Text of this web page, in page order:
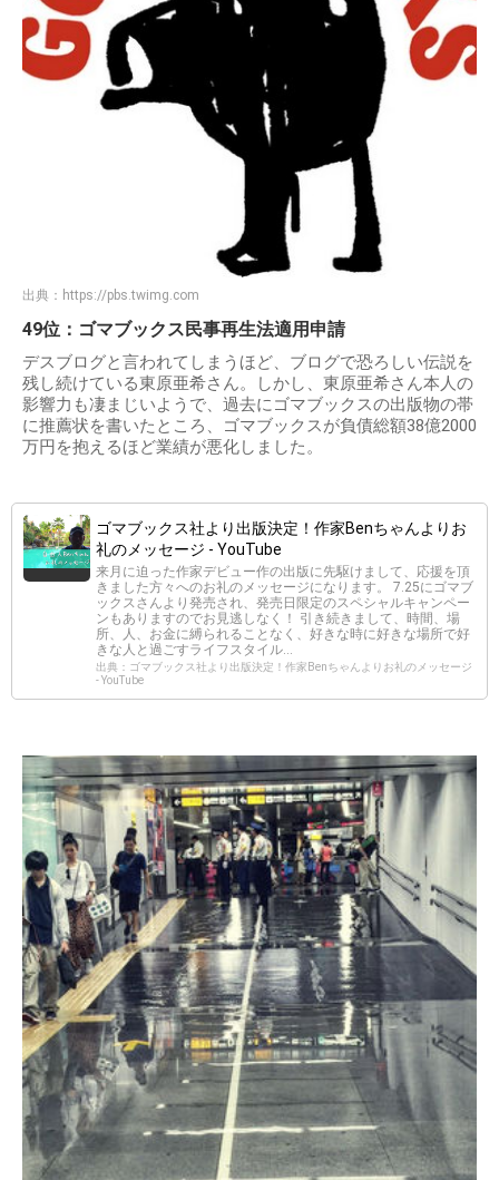
出典： https://pbs.twimg.com
49位：ゴマブックス民事再生法適用申請
デスブログと言われてしまうほど、ブログで恐ろしい伝説を
残し続けている東原亜希さん。しかし、東原亜希さん本人の
影響力も凄まじいようで、過去にゴマブックスの出版物の帯
に推薦状を書いたところ、ゴマブックスが負債総額38億2000
万円を抱えるほど業績が悪化しました。
ゴマブックス社より出版決定！作家Benちゃんよりお
礼のメッセージ - YouTube
来月に迫った作家デビュー作の出版に先駆けまして、応援を頂
きました方々へのお礼のメッセージになります。 7.25にゴマブ
ックスさんより発売され、発売日限定のスペシャルキャンペー
ンもありますのでお見逃しなく！ 引き続きまして、時間、場
所、人、お金に縛られることなく、好きな時に好きな場所で好
きな人と過ごすライフスタイル...
出典：ゴマブックス社より出版決定！作家Benちゃんよりお礼のメッセージ
- YouTube